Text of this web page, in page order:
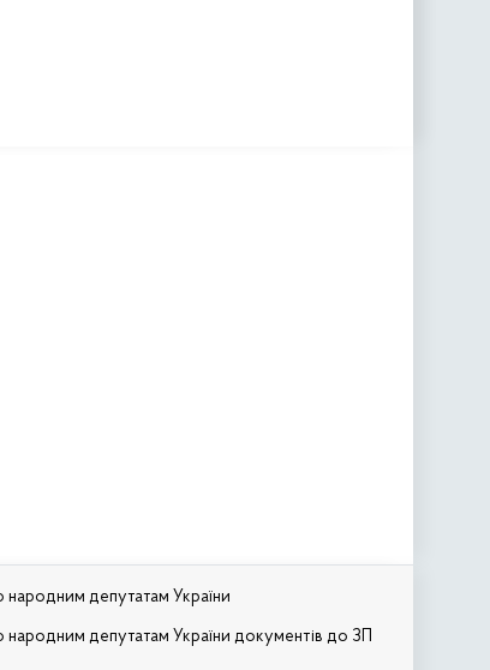
народним депутатам України
народним депутатам України документів до ЗП